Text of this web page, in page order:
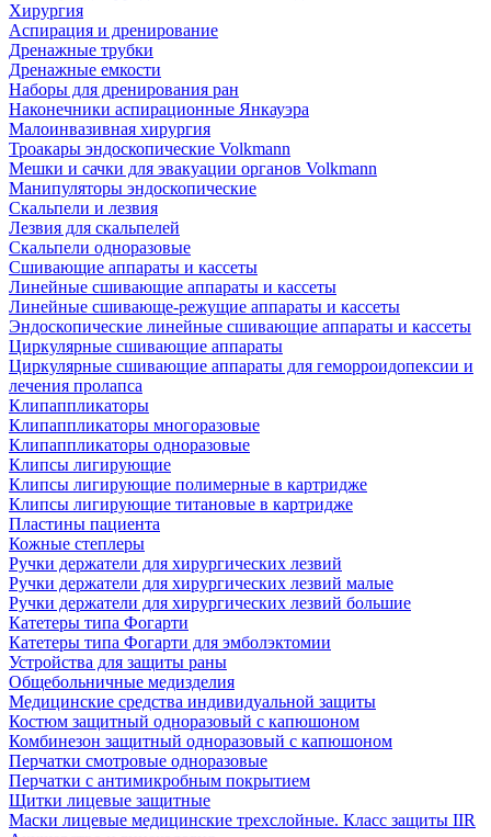
Хирургия
Аспирация и дренирование
Дренажные трубки
Дренажные емкости
Наборы для дренирования ран
Наконечники аспирационные Янкауэра
Малоинвазивная хирургия
Троакары эндоскопические Volkmann
Мешки и сачки для эвакуации органов Volkmann
Манипуляторы эндоскопические
Скальпели и лезвия
Лезвия для скальпелей
Скальпели одноразовые
Сшивающие аппараты и кассеты
Линейные сшивающие аппараты и кассеты
Линейные сшивающе-режущие аппараты и кассеты
Эндоскопические линейные сшивающие аппараты и кассеты
Циркулярные сшивающие аппараты
Циркулярные сшивающие аппараты для геморроидопексии и
лечения пролапса
Клипаппликаторы
Клипаппликаторы многоразовые
Клипаппликаторы одноразовые
Клипсы лигирующие
Клипсы лигирующие полимерные в картридже
Клипсы лигирующие титановые в картридже
Пластины пациента
Кожные степлеры
Ручки держатели для хирургических лезвий
Ручки держатели для хирургических лезвий малые
Ручки держатели для хирургических лезвий большие
Катетеры типа Фогарти
Катетеры типа Фогарти для эмболэктомии
Устройства для защиты раны
Общебольничные медизделия
Медицинские средства индивидуальной защиты
Костюм защитный одноразовый с капюшоном
Комбинезон защитный одноразовый с капюшоном
Перчатки смотровые одноразовые
Перчатки с антимикробным покрытием
Щитки лицевые защитные
Маски лицевые медицинские трехслойные. Класс защиты IIR